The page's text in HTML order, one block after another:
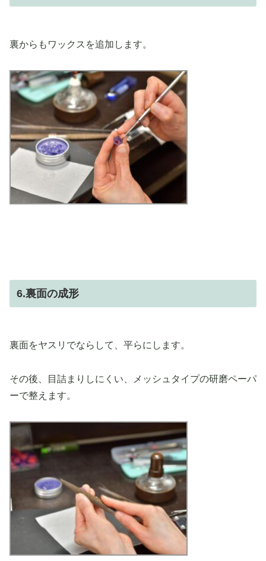
裏からもワックスを追加します。
6.裏面の成形
裏面をヤスリでならして、平らにします。
その後、目詰まりしにくい、メッシュタイプの研磨ペーパ
ーで整えます。